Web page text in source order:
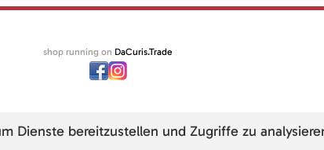
shop running on DaCuris.Trade
Dienste bereitzustellen und Zugriffe zu